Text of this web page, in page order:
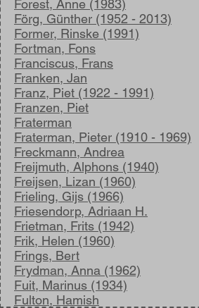
Forest, Anne (1983)
Förg, Günther (1952 - 2013)
Former, Rinske (1991)
Fortman, Fons
Franciscus, Frans
Franken, Jan
Franz, Piet (1922 - 1991)
Franzen, Piet
Fraterman
Fraterman, Pieter (1910 - 1969)
Freckmann, Andrea
Freijmuth, Alphons (1940)
Freijsen, Lizan (1960)
Frieling, Gijs (1966)
Friesendorp, Adriaan H.
Frietman, Frits (1942)
Frik, Helen (1960)
Frings, Bert
Frydman, Anna (1962)
Fuit, Marinus (1934)
Fulton, Hamish